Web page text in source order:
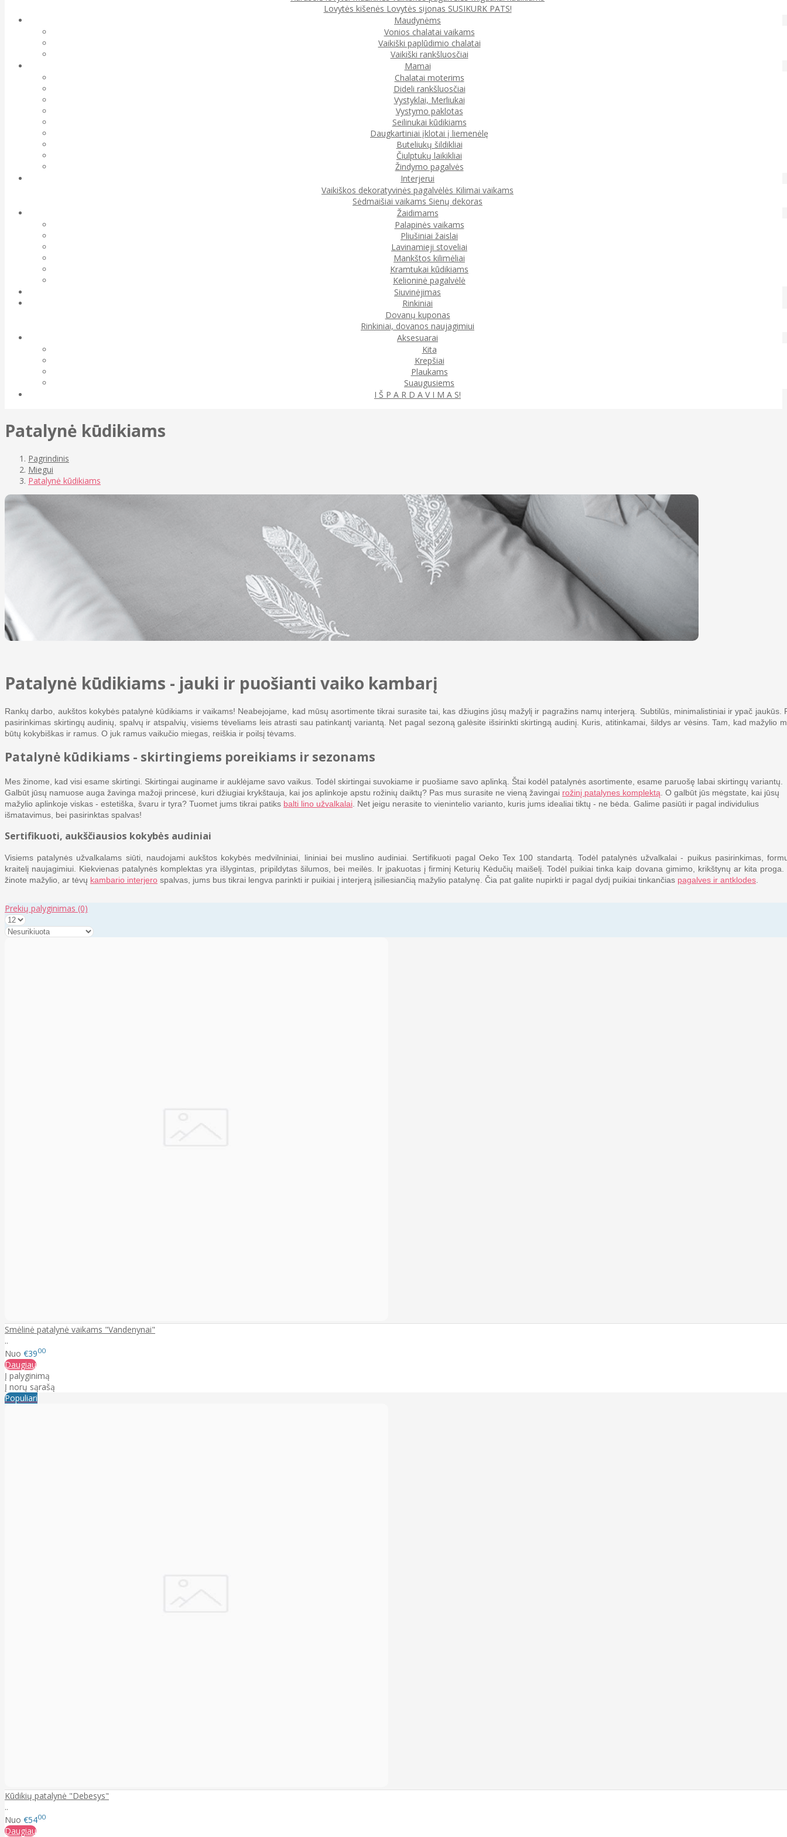
Lovytės kišenės Lovytės sijonas SUSIKURK PATS!
Maudynėms
Vonios chalatai vaikams
Vaikiški paplūdimio chalatai
Vaikiški rankšluosčiai
Mamai
Chalatai moterims
Dideli rankšluosčiai
Vystyklai, Merliukai
Vystymo paklotas
Seilinukai kūdikiams
Daugkartiniai įklotai į liemenėlę
Buteliukų šildikliai
Čiulptukų laikikliai
Žindymo pagalvės
Interjerui
Vaikiškos dekoratyvinės pagalvėlės Kilimai vaikams
Sėdmaišiai vaikams Sienų dekoras
Žaidimams
Palapinės vaikams
Pliušiniai žaislai
Lavinamieji stoveliai
Mankštos kilimėliai
Kramtukai kūdikiams
Kelioninė pagalvėlė
Siuvinėjimas
Rinkiniai
Dovanų kuponas
Rinkiniai, dovanos naujagimiui
Aksesuarai
Kita
Krepšiai
Plaukams
Suaugusiems
I Š P A R D A V I M A S!
Patalynė kūdikiams
Pagrindinis
Miegui
Patalynė kūdikiams
Patalynė kūdikiams - jauki ir puošianti vaiko kambarį
Rankų darbo, aukštos kokybės patalynė kūdikiams ir vaikams! Neabejojame, kad mūsų asortimente tikrai surasite tai, kas džiugins jūsų mažylį ir pagražins namų interjerą. Subtilūs, minimalistiniai ir ypač jaukūs.
pasirinkimas skirtingų audinių, spalvų ir atspalvių, visiems tėveliams leis atrasti sau patinkantį variantą. Net pagal sezoną galėsite išsirinkti skirtingą audinį. Kuris, atitinkamai, šildys ar vėsins. Tam, kad mažylio
būtų kokybiškas ir ramus. O juk ramus vaikučio miegas, reiškia ir poilsį tėvams.
Patalynė kūdikiams - skirtingiems poreikiams ir sezonams
Mes žinome, kad visi esame skirtingi. Skirtingai auginame ir auklėjame savo vaikus. Todėl skirtingai suvokiame ir puošiame savo aplinką. Štai kodėl patalynės asortimente, esame paruošę labai skirtingų variantų.
Galbūt jūsų namuose auga žavinga mažoji princesė, kuri džiugiai krykštauja, kai jos aplinkoje apstu rožinių daiktų? Pas mus surasite ne vieną žavingai rožinį patalynes komplektą . O galbūt jūs mėgstate, kai jūsų
mažylio aplinkoje viskas - estetiška, švaru ir tyra? Tuomet jums tikrai patiks balti lino užvalkalai . Net jeigu nerasite to vienintelio varianto, kuris jums idealiai tiktų - ne bėda. Galime pasiūti ir pagal individulius
išmatavimus, bei pasirinktas spalvas!
Sertifikuoti, aukščiausios kokybės audiniai
Visiems patalynės užvalkalams siūti, naudojami aukštos kokybės medvilniniai, lininiai bei muslino audiniai. Sertifikuoti pagal Oeko Tex 100 standartą. Todėl patalynės užvalkalai - puikus pasirinkimas,
kraitelį naujagimiui. Kiekvienas patalynės komplektas yra išlygintas, pripildytas šilumos, bei meilės. Ir įpakuotas į firminį Keturių Kėdučių maišelį. Todėl puikiai tinka kaip dovana gimimo, krikštynų ar kita proga.
žinote mažylio, ar tėvų kambario interjero spalvas, jums bus tikrai lengva parinkti ir puikiai į interjerą įsiliesiančią mažylio patalynę. Čia pat galite nupirkti ir pagal dydį puikiai tinkančias pagalves ir antklodes.
Prekių palyginimas (0)
Smėlinė patalynė vaikams "Vandenynai"
..
Nuo €3900
Daugiau
Į palyginimą
Į norų sąrašą
Populiari
Kūdikių patalynė "Debesys"
..
Nuo €5400
Daugiau